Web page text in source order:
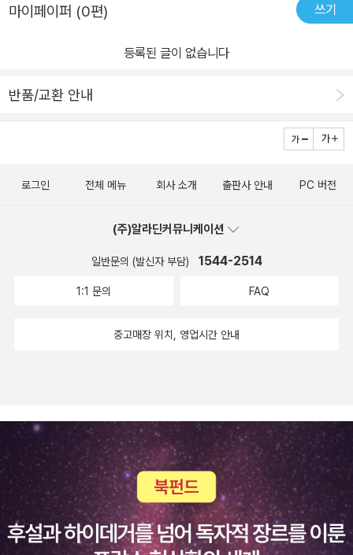
상극이곘죠. 손님에게는 내 성격상 괜찮다고. 자주 쓰는 그릇도 아니
면.. 그리 조심성 없게 행동하니 그릇이 깨지지 않았냐. 그리 조심하라
어... 내게는 집에 잠시 온 손님보다 아이가 소중함에도 제 표현만 봐
가 아닌 인격체로 생각했다면 손님에게 했던 행동의 반이라고 표현했
자신이 헀던 행동을 반성하여 아이에게 진심으로 사과를 합니다. 아
다고 적혀 있어요. 내가 진심으로 사과를 하지 않아서이지 우리 아이
는 항상 용서할 마음으로 기대라고 있다라는 생각이 들어졌어요. 이
아이 때문에 이 책을 읽게 된 것은 아니에요. 책을 읽고 나니 이리 생
이해하고자 이 책을 읽게 되었어요. 일전에 자폐아이를 가르친 적이
하고.. 그럼에도 마음을 이해 받기를 원하고 있구나.. 다른 아이들과
같구나. 단, 좀 더 기다려줘야겠구나. 책을 처음에는 잘 읽히지 않아
좀 힘들었어요. 1/3이 넘어가자 빠져들어 손에서 놓기 힘들었네요. 좋
은 책을 선물한 작가님과 겸이 아빠, 겸이, 민이에게 고마워요~~^^
마이페이퍼 (0편) 쓰기
등록된 글이 없습니다
반품/교환 안내
로그인 전체 메뉴 회사 소개 출판사 안내 PC 버전
(주)알라딘커뮤니케이션
일반문의 (발신자 부담) 1544-2514
1:1 문의 FAQ
중고매장 위치, 영업시간 안내